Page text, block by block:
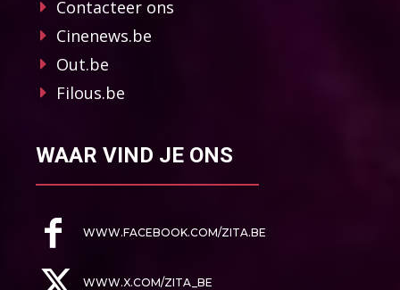
Contacteer ons
Cinenews.be
Out.be
Filous.be
WAAR VIND JE ONS
WWW.FACEBOOK.COM/ZITA.BE
WWW.X.COM/ZITA_BE